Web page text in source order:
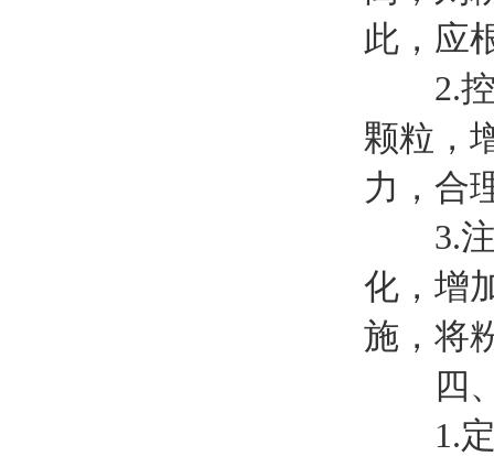
此，应
2.控
颗粒，
力，合
3.注
化，增
施，将
四、
1.定